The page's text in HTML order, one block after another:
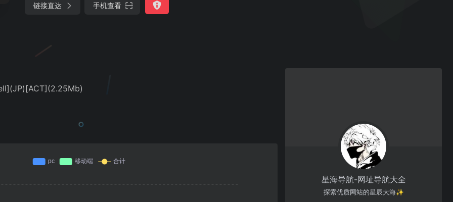
链接直达 手机查看
星海导航-网址导航大全
探索优质网站的星辰大海✨